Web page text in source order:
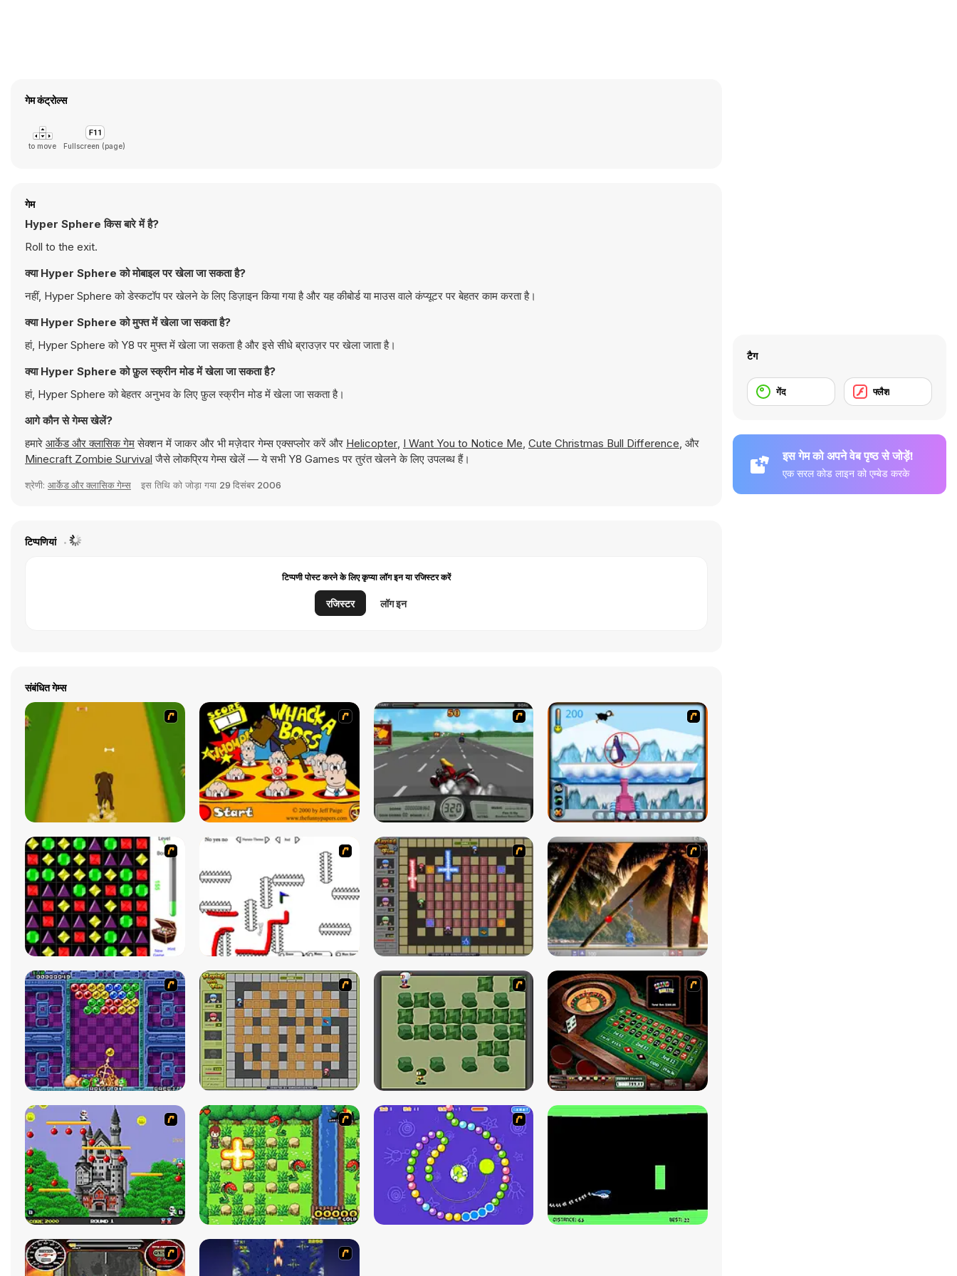
गेम कंट्रोल्स
to move Fullscreen (page)
गेम
Hyper Sphere किस बारे में है?
Roll to the exit.
क्या Hyper Sphere को मोबाइल पर खेला जा सकता है?
नहीं, Hyper Sphere को डेस्कटॉप पर खेलने के लिए डिज़ाइन किया गया है और यह कीबोर्ड या माउस वाले कंप्यूटर पर बेहतर काम करता है।
क्या Hyper Sphere को मुफ्त में खेला जा सकता है?
हां, Hyper Sphere को Y8 पर मुफ्त में खेला जा सकता है और इसे सीधे ब्राउज़र पर खेला जाता है।
क्या Hyper Sphere को फ़ुल स्क्रीन मोड में खेला जा सकता है?
हां, Hyper Sphere को बेहतर अनुभव के लिए फ़ुल स्क्रीन मोड में खेला जा सकता है।
आगे कौन से गेम्स खेलें?
हमारे आर्केड और क्लासिक गेमसेक्शन में जाकर और भी मज़ेदार गेम्स एक्सप्लोर करें और Helicopter, I Want You to Notice Me, Cute Christmas Bull Difference, और
Minecraft Zombie Survival जैसे लोकप्रिय गेम्स खेलें — ये सभी Y8 Games पर तुरंत खेलने के लिए उपलब्ध हैं।
श्रेणी: आर्केड और क्लासिक गेम्स इस तिथि को जोड़ा गया 29 दिसंबर 2006
टिप्पणियां
टिप्पणी पोस्ट करने के लिए कृप्या लॉग इन या रजिस्टर करें
रजिस्टर लॉग इन
संबंधित गेम्स
टैग
गेंद फ्लैश
इस गेम को अपने वेब पृष्ठ से जोड़ें!
एक सरल कोड लाइन को एम्बेड करके